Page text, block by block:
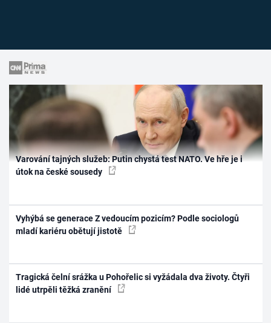
Varování tajných služeb: Putin chystá test NATO. Ve hře je i
útok na české sousedy
Vyhýbá se generace Z vedoucím pozicím? Podle sociologů
mladí kariéru obětují jistotě
Tragická čelní srážka u Pohořelic si vyžádala dva životy. Čtyři
lidé utrpěli těžká zranění